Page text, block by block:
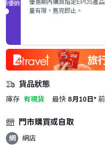
促銷優惠
優惠期內購買指定EPOS產
量有限，售完即止。
貨品狀態
庫存 有現貨 最快 8月10日*
門市購買或自取
網 網店